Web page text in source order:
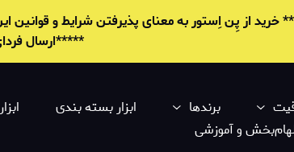
از پِن اِستور به معنای پذیرفتن شرایط و
*****ارسال
برندها ابزار بسته بندی
و آموزشی